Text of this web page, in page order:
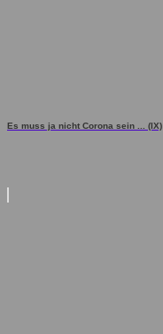
Es muss ja nicht Corona sein ... (IX)